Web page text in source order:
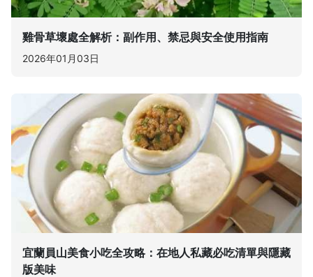
雞骨草壞處全解析：副作用、禁忌與安全使用指南
2026年01月03日
宜蘭員山美食小吃全攻略：在地人私藏必吃清單與隱藏
版美味